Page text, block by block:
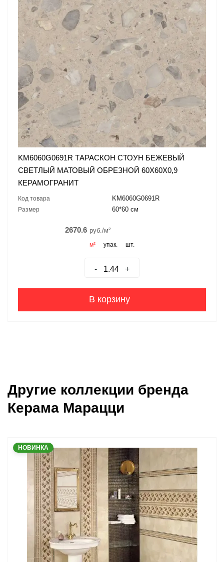
KM6060G0691R ТАРАСКОН СТОУН БЕЖЕВЫЙ
СВЕТЛЫЙ МАТОВЫЙ ОБРЕЗНОЙ 60X60X0,9
КЕРАМОГРАНИТ
Код товара KM6060G0691R
Размер 60*60 см
2670.6 руб./м²
м² упак. шт.
- +
В корзину
Другие коллекции бренда
Керама Марацци
НОВИНКА